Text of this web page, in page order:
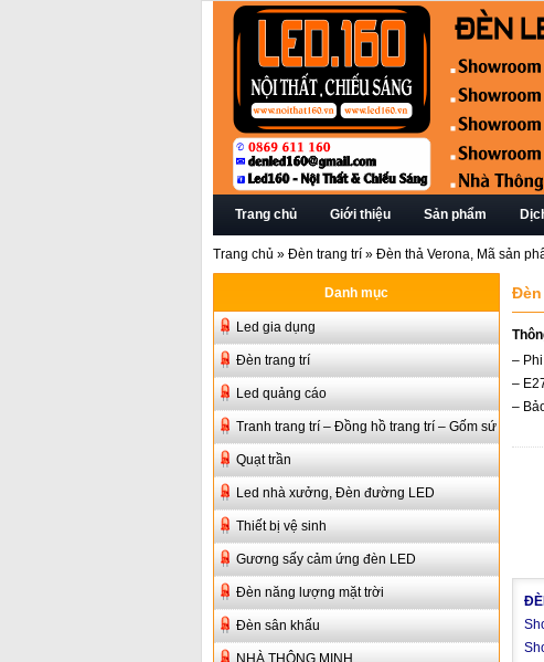
Trang chủ Giới thiệu Sản phẩm
Trang chủ » Đèn trang trí » Đèn thả Verona, Mã sản
Danh mục
Led gia dụng
Đèn trang trí
Led quảng cáo
Tranh trang trí – Đồng hồ trang trí – Gốm sứ
Quạt trần
Led nhà xưởng, Đèn đường LED
Thiết bị vệ sinh
Gương sấy cảm ứng đèn LED
Đèn năng lượng mặt trời
Đèn sân khấu
NHÀ THÔNG MINH
Đèn
–
–
–